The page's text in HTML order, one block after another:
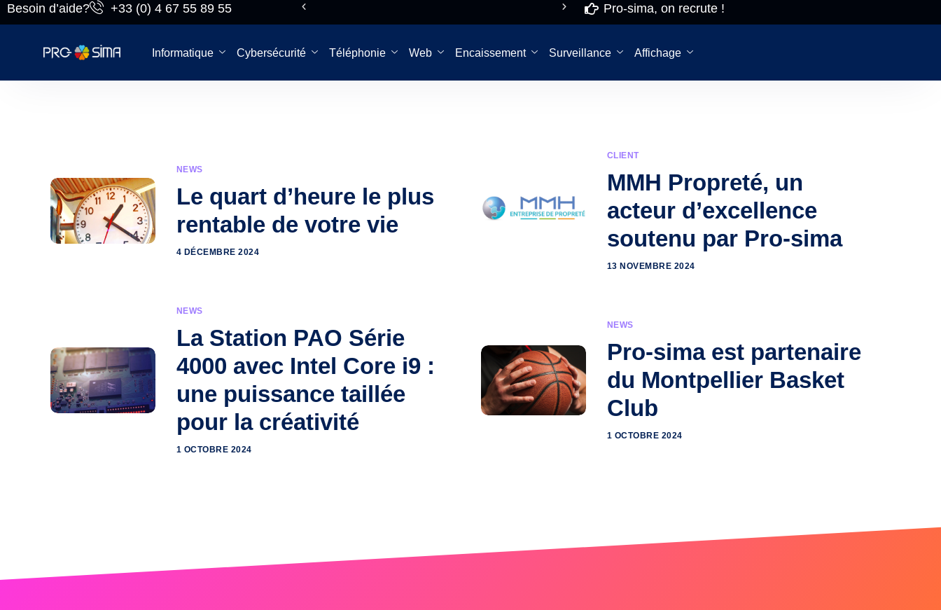
Besoin d’aide?
+33 (0) 4 67 55 89 55
recrute!
vendredi
STOP
Pro-sima, on recrute !
Informatique Cybersécurité Téléphonie Web Encaissement Surveillance Affichage
NEWS
Le quart d’heure le plus
rentable de votre vie
4 DÉCEMBRE 2024
CLIENT
MMH Propreté, un
acteur d’excellence
soutenu par Pro-sima
13 NOVEMBRE 2024
NEWS
La Station PAO Série
4000 avec Intel Core i9 :
une puissance taillée
pour la créativité
1 OCTOBRE 2024
NEWS
Pro-sima est partenaire
du Montpellier Basket
Club
1 OCTOBRE 2024